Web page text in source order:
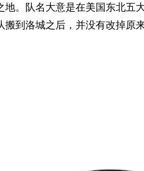
。队名大意是在美国东北五
到洛城之后，并没有改掉原来